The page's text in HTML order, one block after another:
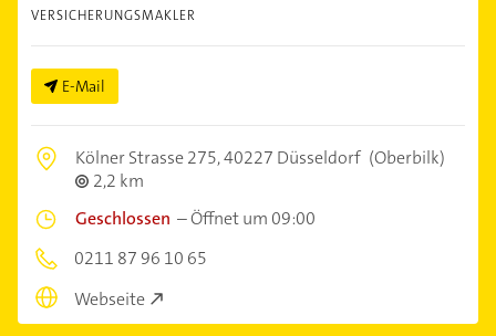
VERSICHERUNGSMAKLER
E-Mail
Kölner Strasse 275,40227 Düsseldorf (Oberbilk)
2,2 km
Geschlossen –Öffnet um 09:00
0211 87 96 10 65
Webseite